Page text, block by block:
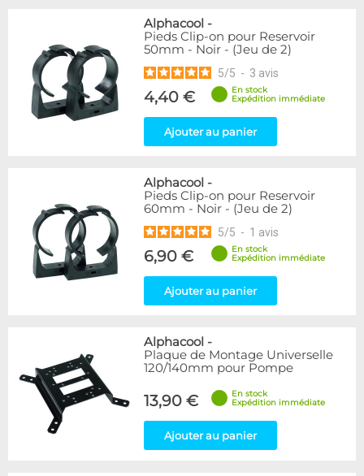
Alphacool -
Pieds Clip-on pour Reservoir
50mm - Noir - (Jeu de 2)
5/5 - 3 avis
4,40 €
En stock
Expédition immédiate
Ajouter au panier
Alphacool -
Pieds Clip-on pour Reservoir
60mm - Noir - (Jeu de 2)
5/5 - 1 avis
6,90 €
En stock
Expédition immédiate
Ajouter au panier
Alphacool -
Plaque de Montage Universelle
120/140mm pour Pompe
13,90 €
En stock
Expédition immédiate
Ajouter au panier